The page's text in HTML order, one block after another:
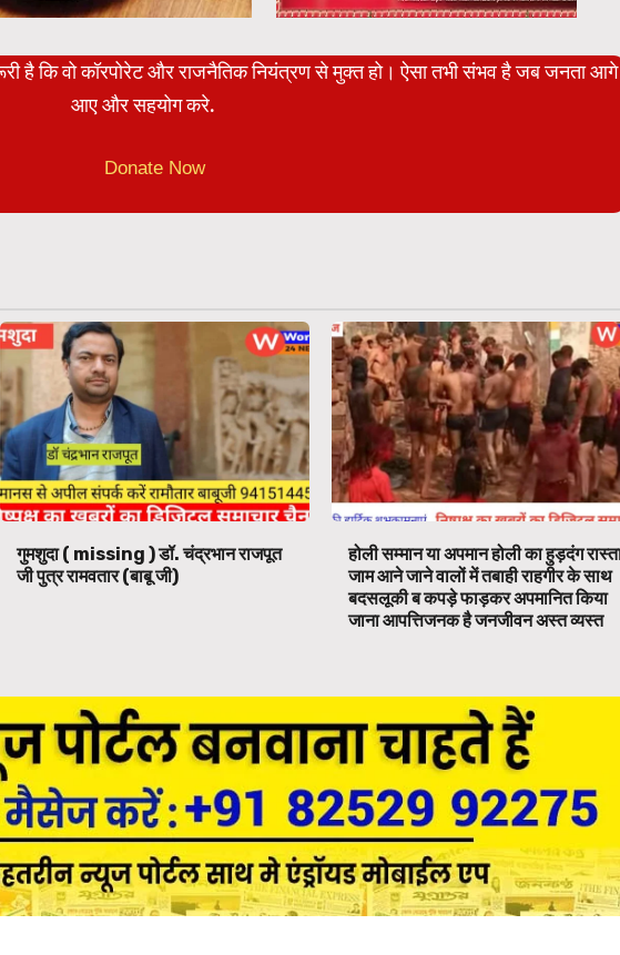
है कि वो कॉरपोरेट और राजनैतिक नियंत्रण से मुक्त हो। ऐसा तभी संभव है जब जनता आगे
आए और सहयोग करे.
Donate Now
गुमशुदा ( missing ) डॉ. चंद्रभान राजपूत
जी पुत्र रामवतार (बाबू जी)
होली सम्मान या अपमान होली का हुड़दंग
जाम आने जाने वालों में तबाही राहगीर के साथ
बदसलूकी ब कपड़े फाड़कर अपमानित किया
जाना आपत्तिजनक है जनजीवन अस्त व्यस्त